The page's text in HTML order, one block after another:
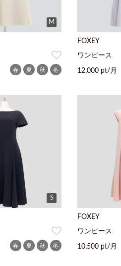
M
春 夏 秋 冬
FOXEY
ワンピース
12,000 pt/月
S
春 夏 秋 冬
FOXEY
ワンピース
10,500 pt/月